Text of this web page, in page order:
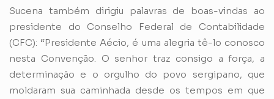
Sucena também dirigiu palavras de boas-vindas ao
presidente do Conselho Federal de Contabilidade
(CFC): “Presidente Aécio, é uma alegria tê-lo conosco
nesta Convenção. O senhor traz consigo a força, a
determinação e o orgulho do povo sergipano, que
moldaram sua caminhada desde os tempos em que